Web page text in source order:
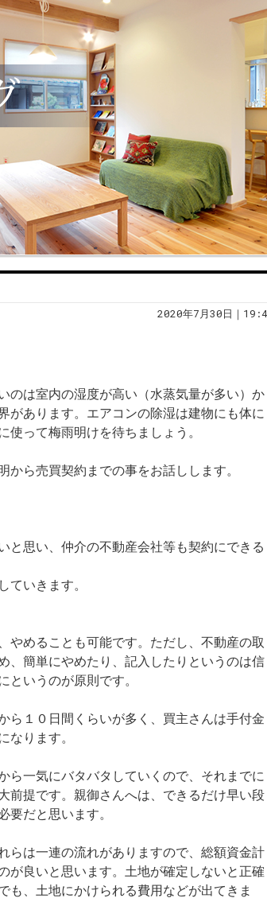
2020年7月30日｜
のは室内の湿度が高い（水蒸気量が多い）か
があります。エアコンの除湿は建物にも体に
使って梅雨明けを待ちましょう。
ら売買契約までの事をお話しします。
と思い、仲介の不動産会社等も契約にできる
ていきます。
やめることも可能です。ただし、不動産の取
、簡単にやめたり、記入したりというのは信
というのが原則です。
ら１０日間くらいが多く、買主さんは手付金
なります。
ら一気にバタバタしていくので、それまでに
前提です。親御さんへは、できるだけ早い段
要だと思います。
らは一連の流れがありますので、総額資金計
が良いと思います。土地が確定しないと正確
も、土地にかけられる費用などが出てきま